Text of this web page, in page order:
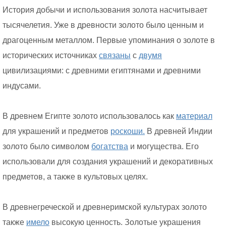
История добычи и использования золота насчитывает
тысячелетия. Уже в древности золото было ценным и
драгоценным металлом. Первые упоминания о золоте в
исторических источниках связаны с двумя
цивилизациями: с древними египтянами и древними
индусами.
В древнем Египте золото использовалось как материал
для украшений и предметов роскоши. В древней Индии
золото было символом богатства и могущества. Его
использовали для создания украшений и декоративных
предметов, а также в культовых целях.
В древнегреческой и древнеримской культурах золото
также имело высокую ценность. Золотые украшения